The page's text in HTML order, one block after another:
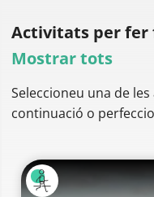
Activitats per fer
Mostrar tots
Seleccioneu una de
continuació o